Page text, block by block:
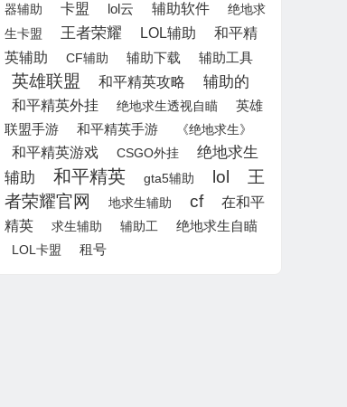
器辅助
卡盟 lol云 辅助软件
绝地求
生卡盟
王者荣耀 LOL辅助
和平精
英辅助
CF辅助 辅助下载 辅助工具
英雄联盟 和平精英攻略 辅助的
和平精英外挂 绝地求生透视自瞄
英雄
联盟手游
和平精英手游 《绝地求生》
和平精英游戏 CSGO外挂
绝地求生
辅助
和平精英 gta5辅助 lol
王
者荣耀官网
地求生辅助 cf
在和平
精英
求生辅助 辅助工 绝地求生自瞄
LOL卡盟 租号